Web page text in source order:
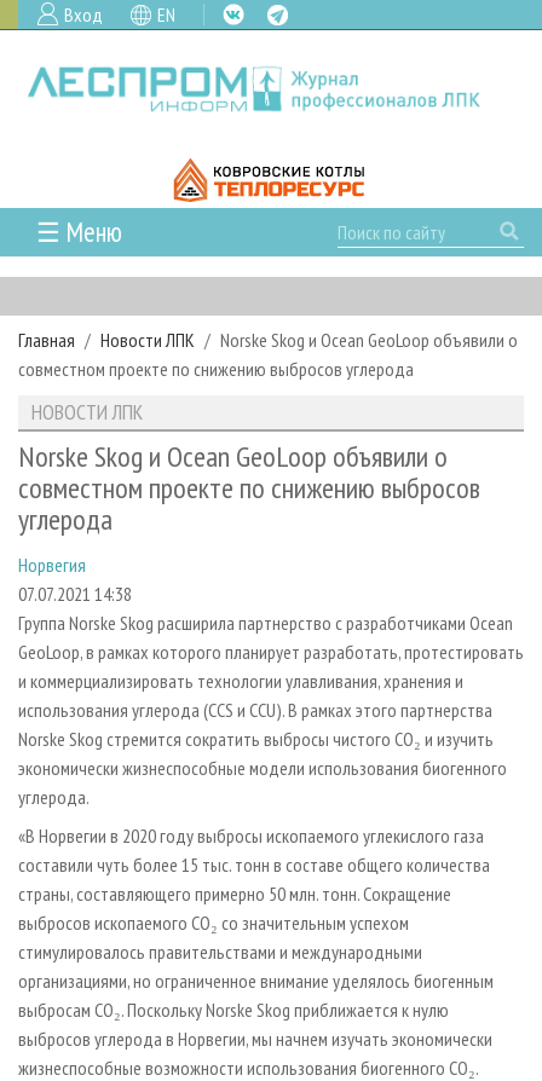
Вход EN
☰ Меню
ГЛАВНАЯ
РУБРИКИ И ТЕМЫ
РУБРИКИ ЖУРНАЛА
ЛЕСОЗАГОТОВКА
ЛЕСОПИЛЕНИЕ
ДЕРЕВООБРАБОТКА
СУШКА ДРЕВЕСИНЫ
ПРОИЗВОДСТВО ДРЕВЕСНЫХ ПЛИТ
ДЕРЕВЯННОЕ ДОМОСТРОЕНИЕ
ПРОИЗВОДСТВО МЕБЕЛИ
БИОЭНЕРГЕТИКА
ЦБП
ИНСТРУМЕНТ И МАТЕРИАЛЫ
НОВОСТИ
НОВОСТИ ЛПК
НОВОСТИ ЖУРНАЛА
НОВОСТИ КОМПАНИЙ
ПРОЕКТЫ ЛПИ
АНАЛИТИКА
ПРЕДПРИЯТИЯ ЛПК
ЛЕСНЫЕ РЕГИОНЫ РОССИИ
ПЕРСОНЫ
МОБИЛЬНЫЕ ВЫСТАВКИ
ОФИЦИАЛЬНЫЕ ДЕЛЕГАЦИИ
ПРИОРИТЕТНЫЕ ИНВЕСТПРОЕКТЫ
RUSSIAN FORESTRY REVIEW
ГАЗЕТА ЛЕСПРОМФОРУМ
БИБЛИОТЕКА СПЕЦИАЛИСТА
АРХИВ
АРХИВ ЖУРНАЛОВ
СТАТЬИ
О ЖУРНАЛЕ
ПОДПИСКА
КОНТАКТЫ
РЕКЛАМОДАТЕЛЯМ
РЕКЛАМА
РЕКЛАМА НА САЙТЕ
Главная Новости ЛПК
Norske Skog и Ocean GeoLoop объявили о
совместном проекте по снижению выбросов углерода
НОВОСТИ ЛПК
Norske Skog и Ocean GeoLoop объявили о
совместном проекте по снижению выбросов
углерода
Норвегия
07.07.2021 14:38
Группа Norske Skog расширила партнерство с разработчиками Ocean
GeoLoop, в рамках которого планирует разработать, протестировать
и коммерциализировать технологии улавливания, хранения и
использования углерода (CCS и CCU). В рамках этого партнерства
Norske Skog стремится сократить выбросы чистого CO₂ и изучить
экономически жизнеспособные модели использования биогенного
углерода.
«В Норвегии в 2020 году выбросы ископаемого углекислого газа
составили чуть более 15 тыс. тонн в составе общего количества
страны, составляющего примерно 50 млн. тонн. Сокращение
выбросов ископаемого CO₂ со значительным успехом
стимулировалось правительствами и международными
организациями, но ограниченное внимание уделялось биогенным
выбросам CO₂. Поскольку Norske Skog приближается к нулю
выбросов углерода в Норвегии, мы начнем изучать экономически
жизнеспособные возможности использования биогенного CO₂.